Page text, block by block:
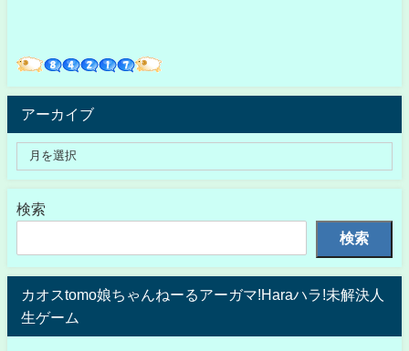
アーカイブ
検索
検索
カオスtomo娘ちゃんねーるアーガマ!Haraハラ!未解決人
生ゲーム